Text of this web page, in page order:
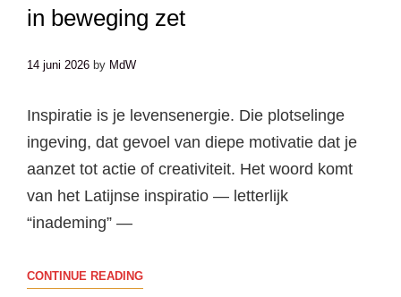
in beweging zet
14 juni 2026 by MdW
Inspiratie is je levensenergie. Die plotselinge
ingeving, dat gevoel van diepe motivatie dat je
aanzet tot actie of creativiteit. Het woord komt
van het Latijnse inspiratio — letterlijk
“inademing” —
CONTINUE READINGINSPIRATIE: